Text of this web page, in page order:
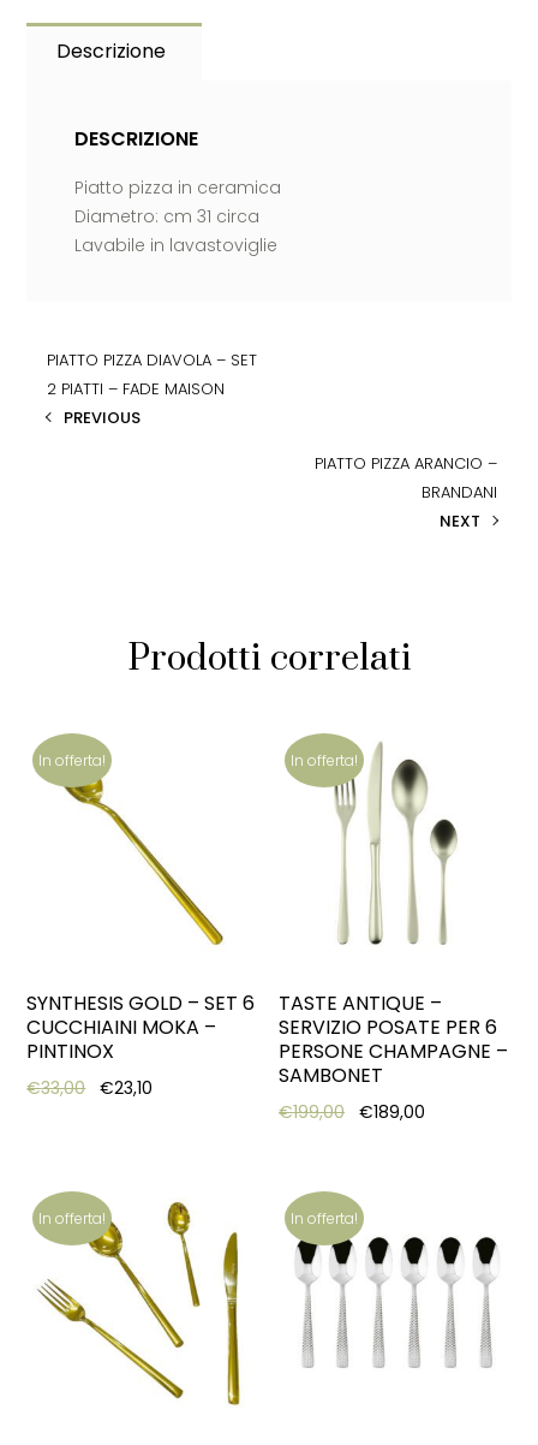
Descrizione
DESCRIZIONE
Piatto pizza in ceramica
Diametro: cm 31 circa
Lavabile in lavastoviglie
PIATTO PIZZA DIAVOLA – SET
2 PIATTI – FADE MAISON
PREVIOUS
PIATTO PIZZA ARANCIO –
BRANDANI
NEXT
Prodotti correlati
In offerta!
SYNTHESIS GOLD – SET 6
CUCCHIAINI MOKA –
PINTINOX
€33,00 Original price was: €33,00.
€23,10 Current price is: €23,10.
In offerta!
TASTE ANTIQUE –
SERVIZIO POSATE PER 6
PERSONE CHAMPAGNE –
SAMBONET
€199,00 Original price was:
€189,00
In offerta! In offerta!